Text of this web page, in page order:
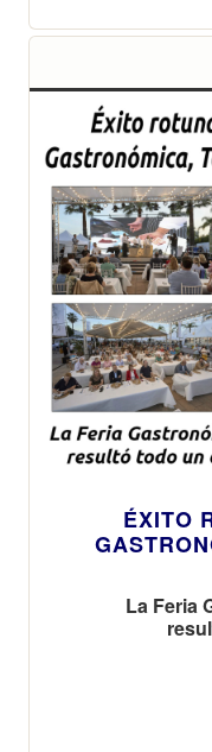
ÉXITO
La Feria